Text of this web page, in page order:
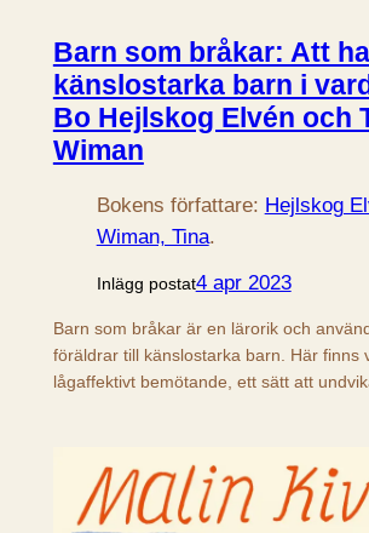
Barn som bråkar: Att
känslostarka barn i
Bo Hejlskog Elvén och
Wiman
Bokens författare: Hejlskog
Wiman, Tina.
Inlägg postat4 apr 2023
Barn som bråkar är en lärorik och
föräldrar till känslostarka barn. Här finns
lågaffektivt bemötande, ett sätt att